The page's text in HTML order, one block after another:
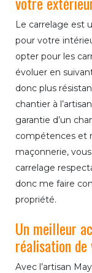
Le carrelage est
pour votre
opter pour les
évoluer en
donc plus
chantier à
garantie d’un
compétences et
maçonnerie,
carrelage
donc me faire
propriété.
Un meilleur
réalisation
Avec l’artisan